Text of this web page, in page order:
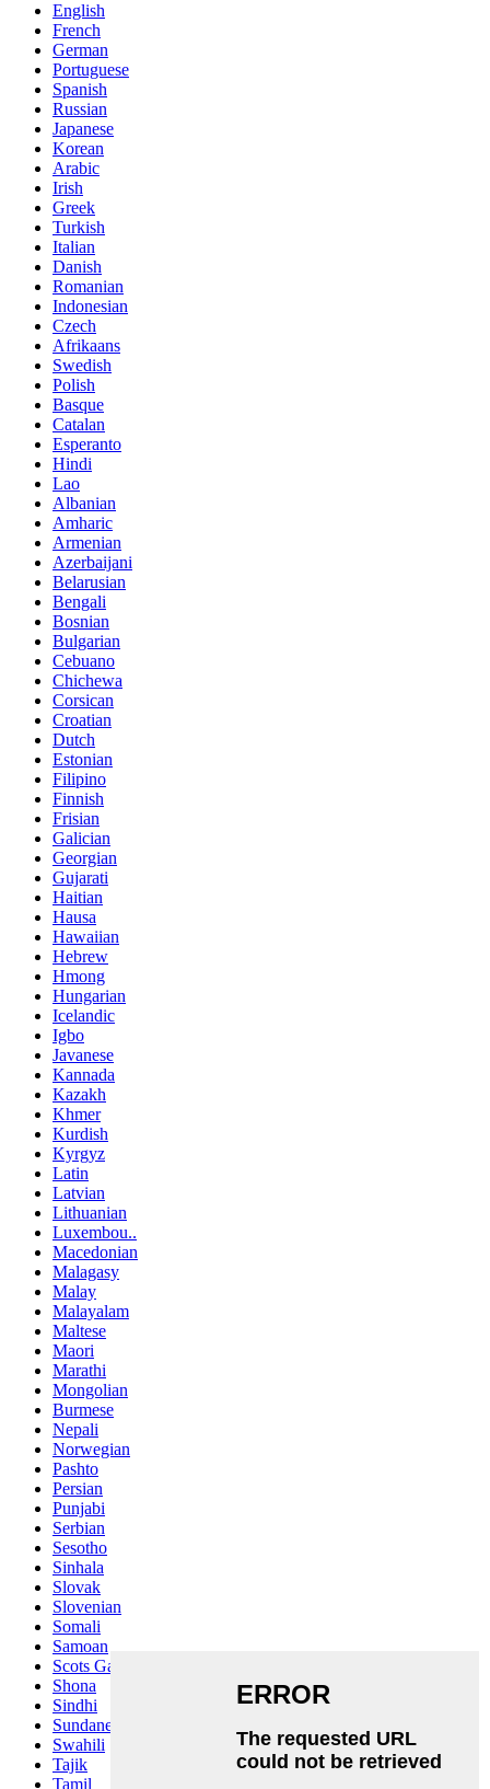
English
French
German
Portuguese
Spanish
Russian
Japanese
Korean
Arabic
Irish
Greek
Turkish
Italian
Danish
Romanian
Indonesian
Czech
Afrikaans
Swedish
Polish
Basque
Catalan
Esperanto
Hindi
Lao
Albanian
Amharic
Armenian
Azerbaijani
Belarusian
Bengali
Bosnian
Bulgarian
Cebuano
Chichewa
Corsican
Croatian
Dutch
Estonian
Filipino
Finnish
Frisian
Galician
Georgian
Gujarati
Haitian
Hausa
Hawaiian
Hebrew
Hmong
Hungarian
Icelandic
Igbo
Javanese
Kannada
Kazakh
Khmer
Kurdish
Kyrgyz
Latin
Latvian
Lithuanian
Luxembou..
Macedonian
Malagasy
Malay
Malayalam
Maltese
Maori
Marathi
Mongolian
Burmese
Nepali
Norwegian
Pashto
Persian
Punjabi
Serbian
Sesotho
Sinhala
Slovak
Slovenian
Somali
Samoan
Scots Gaelic
Shona
Sindhi
Sundanese
Swahili
Tajik
Tamil